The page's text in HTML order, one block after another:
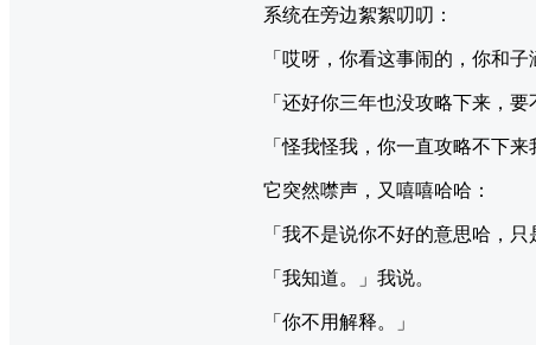
系统在旁边絮絮叨叨：
「哎呀，你看这事闹的，你和
「还好你三年也没攻略下来，
「怪我怪我，你一直攻略不下
它突然噤声，又嘻嘻哈哈：
「我不是说你不好的意思哈，
「我知道。」我说。
「你不用解释。」